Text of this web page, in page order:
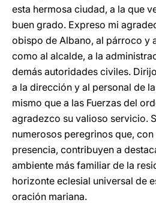
esta hermosa ciudad, a la que
buen grado. Expreso mi
obispo de Albano, al párroco y
como al alcalde, a la
demás autoridades civiles.
a la dirección y al personal de
mismo que a las Fuerzas del
agradezco su valioso servicio.
numerosos peregrinos que,
presencia, contribuyen a
ambiente más familiar de la
horizonte eclesial universal de
oración mariana.